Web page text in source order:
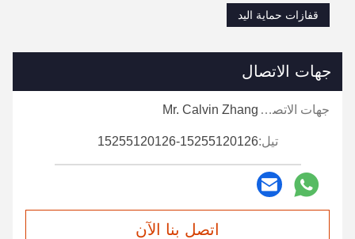
قفازات حماية اليد
جهات الاتصال
جهات الاتصال: Mr. Calvin Zhang
تيل:15255120126-15255120126
اتصل بنا الآن